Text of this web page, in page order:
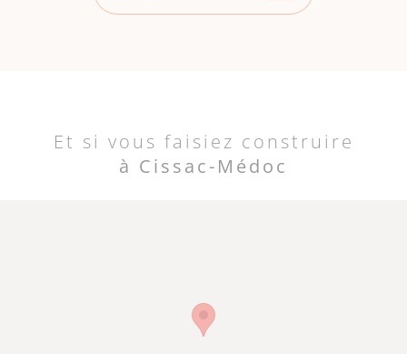
Et si vous faisiez construire
à Cissac-Médoc